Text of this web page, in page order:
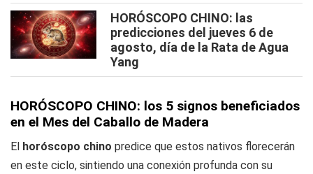
HORÓSCOPO CHINO: las
predicciones del jueves 6 de
agosto, día de la Rata de Agua
Yang
HORÓSCOPO CHINO: los 5 signos beneficiados
en el Mes del Caballo de Madera
El horóscopo chino predice que estos nativos florecerán
en este ciclo, sintiendo una conexión profunda con su